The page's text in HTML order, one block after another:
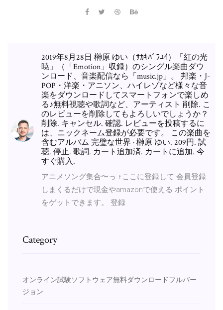
2019年8月28日 榊原 ゆい（ｻｶｷﾊﾞﾗﾕｲ）「紅の光
暁」（「Emotion」収録）のシングル楽曲ダウ
ンロード、音楽配信なら「music.jp」。 邦楽・J-
POP・洋楽・アニソン、ハイレゾなど様々な音
楽をダウンロードしてスマートフォンで楽しめ
る♪無料視聴や歌詞など、アーティスト 削除. こ
のレビューを削除してもよろしいでしょうか？
削除. キャンセル. 確認. レビューを投稿するに
は、ニックネーム登録が必要です。 この楽曲を
含むアルバム 完璧な世界 · 榊原 ゆい. 209円. 試
聴. 停止. 歌詞. カート追加済. カートに追加. 今
すぐ購入.
アニメソング集合〜っ ↑ここに登録して 会員登録
しまくるだけで現金やamazonで使える ポイント
をゲットできます。 登録
Category
オンライン試験ソフトウェア無料ダウンロードフルバー
ジョン